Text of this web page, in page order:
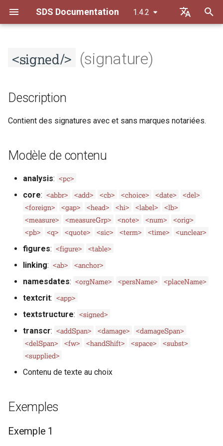
SDS Documentation 1.4.2
i
a
i
h
e
Principes de transcription Principes généraux
Constitution du texte
Principes de datation
Règles de séparation
Description
Modèle de contenu
Exemples
TEI
Description
Modèle de contenu
Exemples
TEI
<signed/> (signature)
Description
Contient des signatures avec et sans marques notariées.
Modèle de contenu
analysis: <pc>
core: <abbr> <add> <cb> <choice> <date>
<del>
<foreign>
<gap> <head> <hi> <label>
<lb>
<measure>
<measureGrp> <note> <num>
<orig>
<pb>
<q> <quote> <sic> <term> <time>
<unclear>
figures: <figure>
<table>
linking: <ab>
<anchor>
namesdates: <orgName> <persName>
<placeName>
textcrit: <app>
textstructure: <signed>
transcr: <addSpan> <damage>
<damageSpan>
<delSpan>
<fw> <handShift> <space>
<subst>
<supplied>
Contenu de texte au choix
Exemples
Exemple 1